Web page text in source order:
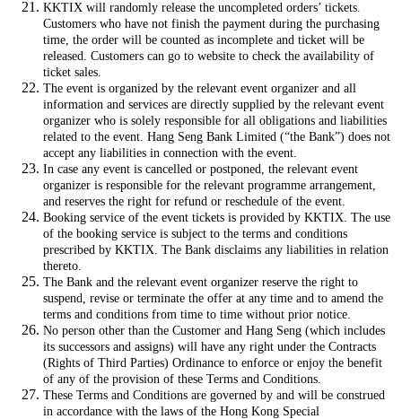
KKTIX will randomly release the uncompleted orders’ tickets.
Customers who have not finish the payment during the purchasing
time, the order will be counted as incomplete and ticket will be
released. Customers can go to website to check the availability of
ticket sales.
The event is organized by the relevant event organizer and all
information and services are directly supplied by the relevant event
organizer who is solely responsible for all obligations and liabilities
related to the event. Hang Seng Bank Limited (“the Bank”) does not
accept any liabilities in connection with the event.
In case any event is cancelled or postponed, the relevant event
organizer is responsible for the relevant programme arrangement,
and reserves the right for refund or reschedule of the event.
Booking service of the event tickets is provided by KKTIX. The use
of the booking service is subject to the terms and conditions
prescribed by KKTIX. The Bank disclaims any liabilities in relation
thereto.
The Bank and the relevant event organizer reserve the right to
suspend, revise or terminate the offer at any time and to amend the
terms and conditions from time to time without prior notice.
No person other than the Customer and Hang Seng (which includes
its successors and assigns) will have any right under the Contracts
(Rights of Third Parties) Ordinance to enforce or enjoy the benefit
of any of the provision of these Terms and Conditions.
These Terms and Conditions are governed by and will be construed
in accordance with the laws of the Hong Kong Special